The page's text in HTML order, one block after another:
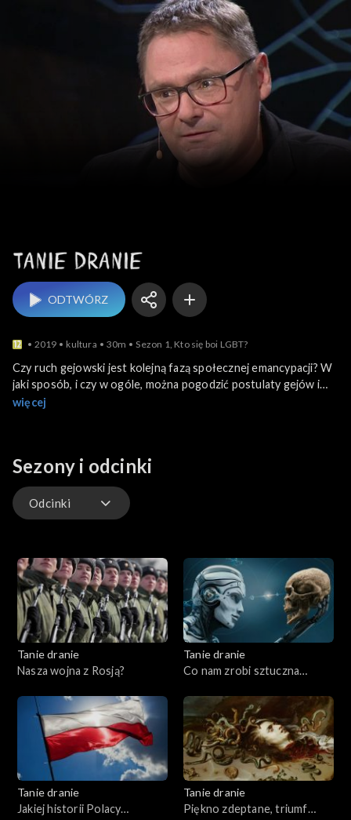
Tanie dranie
ODTWÓRZ
2019 kultura 30m Sezon 1, Kto się boi LGBT?
Czy ruch gejowski jest kolejną fazą społecznej emancypacji? W
jaki sposób, i czy w ogóle, można pogodzić postulaty gejów i
lesbijek z nauką kościoła? Czy możliwy jest konstruktywny
Terlikowskim.
więcej
Sezony i odcinki
Odcinki
Tanie dranie
Nasza wojna z Rosją?
Tanie dranie
Co nam zrobi sztuczna
Tanie dranie
Jakiej historii Polacy
Tanie dranie
Piękno zdeptane, triumf